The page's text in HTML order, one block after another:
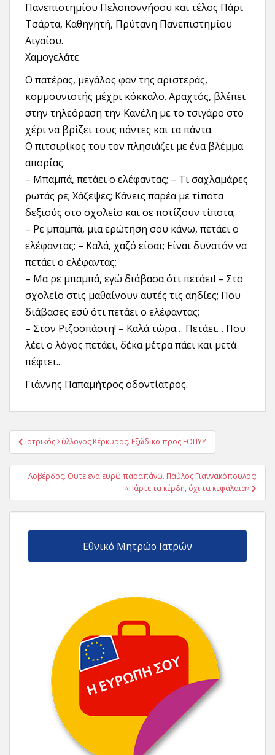
Πανεπιστημίου Πελοποννήσου και τέλος Πάρι
Τσάρτα, Καθηγητή, Πρύτανη Πανεπιστημίου
Αιγαίου.
Χαμογελάτε
Ο πατέρας, μεγάλος φαν της αριστεράς,
κομμουνιστής μέχρι κόκκαλο. Αραχτός, βλέπει
στην τηλεόραση την Κανέλη με το τσιγάρο στο
χέρι να βρίζει τους πάντες και τα πάντα.
Ο πιτσιρίκος του τον πλησιάζει με ένα βλέμμα
απορίας.
– Μπαμπά, πετάει ο ελέφαντας; – Τι σαχλαμάρες
ρωτάς ρε; Χάζεψες; Κάνεις παρέα με τίποτα
δεξιούς στο σχολείο και σε ποτίζουν τίποτα;
– Ρε μπαμπά, μια ερώτηση σου κάνω, πετάει ο
ελέφαντας; – Καλά, χαζό είσαι; Είναι δυνατόν να
πετάει ο ελέφαντας;
– Μα ρε μπαμπά, εγώ διάβασα ότι πετάει! – Στο
σχολείο στις μαθαίνουν αυτές τις αηδίες; Που
διάβασες εσύ ότι πετάει ο ελέφαντας;
– Στον Ριζοσπάστη! – Καλά τώρα… Πετάει… Που
λέει ο λόγος πετάει, δέκα μέτρα πάει και μετά
πέφτει..
Γιάννης Παπαμήτρος οδοντίατρος.
Πλοήγηση
άρθρων
Ιατρικός Σύλλογος Κέρκυρας. Εξώδικο προς ΕΟΠΥΥ
Λοβέρδος. Ουτε ενα ευρώ παραπάνω. Παύλος Γιαννακόπουλος:
«Πάρτε τα κέρδη, όχι τα κεφάλαια»
Εθνικό Μητρώο Ιατρών